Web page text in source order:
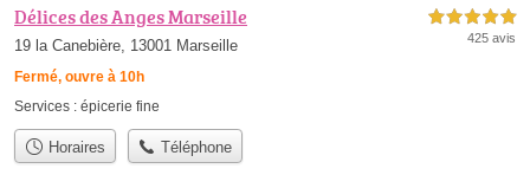
Délices des Anges Marseille
19 la Canebière, 13001 Marseille
Fermé, ouvre à 10h
5,0 étoiles sur 5
425 avis
Services : épicerie fine
Horaires Téléphone